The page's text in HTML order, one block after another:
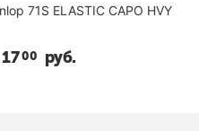
71S ELASTIC CAPO HVY
1700 руб.